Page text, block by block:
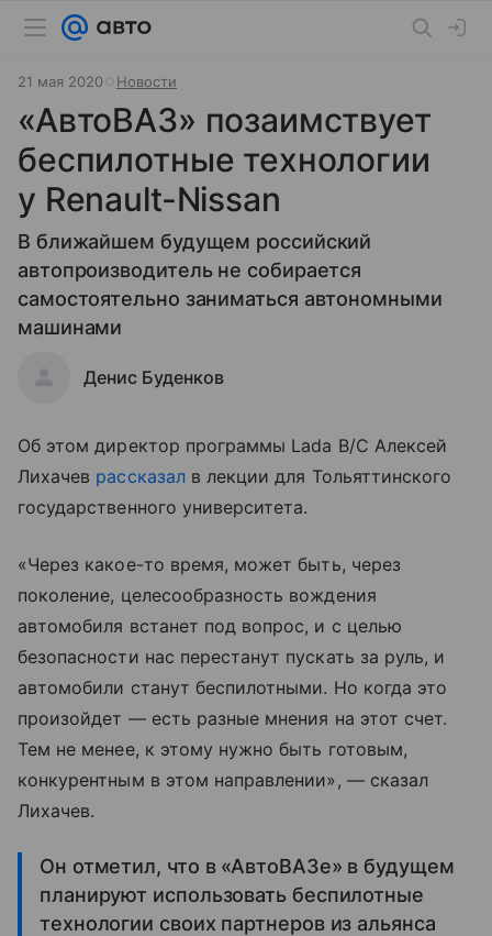
21 мая 2020 Новости
«АвтоВАЗ» позаимствует
беспилотные технологии
у Renault-Nissan
В ближайшем будущем российский
автопроизводитель не собирается
самостоятельно заниматься автономными
машинами
Денис Буденков
Об этом директор программы Lada B/C Алексей
Лихачев рассказалв лекции для Тольяттинского
государственного университета.
«Через какое-то время, может быть, через
поколение, целесообразность вождения
автомобиля встанет под вопрос, и с целью
безопасности нас перестанут пускать за руль, и
автомобили станут беспилотными. Но когда это
произойдет — есть разные мнения на этот счет.
Тем не менее, к этому нужно быть готовым,
конкурентным в этом направлении», — сказал
Лихачев.
Он отметил, что в «АвтоВАЗе» в будущем
планируют использовать беспилотные
технологии своих партнеров из альянса